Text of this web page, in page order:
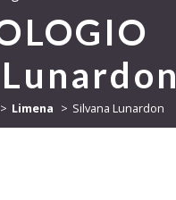
Limena Silvana Lunardon